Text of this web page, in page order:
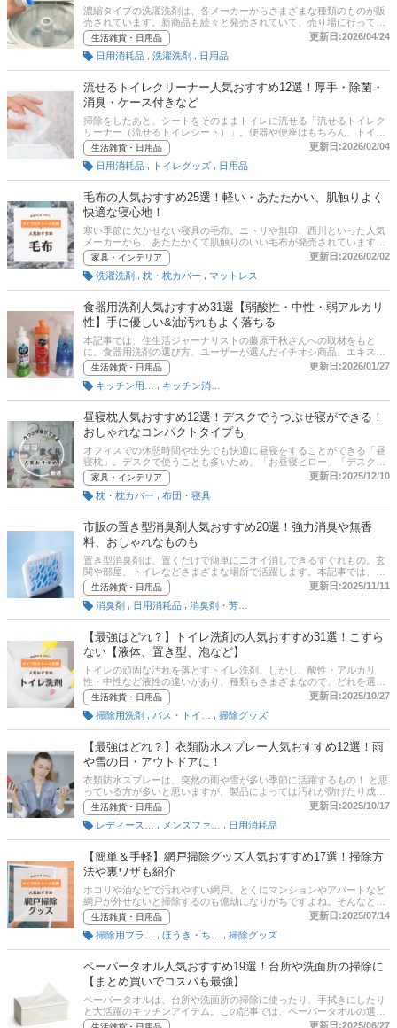
濃縮タイプの洗濯洗剤は、各メーカーからさまざまな種類のものが販
売されています。新商品も続々と発売されていて、売り場に行っても
どれを買っていいのか迷いますよね。この記事では、住生活ジャーナ
リストの藤原千秋さんへの取材をもとに、濃縮タイプの洗濯洗剤の選
び方とおすすめ商品を厳選！ 時短タイプや部屋干しに有効なタイプ、
洗浄力や消臭力が高いタイプ、大容量のコスパが高いものまで幅広く
紹介しています。記事後半には、通販サイトの人気売れ筋ランキング
もあるので、ぜひ最後までチェックしてくださいね！
生活雑貨・日用品
更新日:2026/04/24
日用消耗品
洗濯洗剤 日用品
流せるトイレクリーナー人気おすすめ12選！厚手・除菌・
消臭・ケース付きなど
掃除をしたあと、シートをそのままトイレに流せる「流せるトイレク
リーナー（流せるトイレシート）」。便器や便座はもちろん、トイレ
内の壁や床なども掃除できる商品も販売されています。ドラックスト
ア以外にもダイソーなどの100円均一で購入することも可能ですが、
その商品数は多く特徴もさまざま。使い方によって適した商品がこと
なるため、どれを買えばいいのか迷ってしまう方も多いのではないで
しょうか。この記事では、住生活ジャーナリストである藤原千秋さん
からのアドバイスをもとに、流せるトイレクリーナーの選び方とおす
すめの商品ご紹介します。効果的なトイレ掃除の順番もあわせて解説
しているのでぜひ一読してみてください。また、記事後半には、通販
サイトの人気売れ筋ランキングも掲載。 ぜひ最後までチェックして、
使い勝手のよい流せるトイレクリーナーを見つけてくださいね。
生活雑貨・日用品
更新日:2026/02/04
日用消耗品
トイレグッズ 日用品
毛布の人気おすすめ25選！軽い・あたたかい、肌触りよく
快適な寝心地！
寒い季節に欠かせない寝具の毛布。ニトリや無印、西川といった人気
メーカーから、あたたかくて肌触りのいい毛布が発売されています。
素材もウールやコットン、シルク、マイクロファイバー、フリースな
どさまざま。そこでここでは、毛布の選び方とおすすめ商品を紹介し
ます。洗濯機で洗えるものや着る毛布、電気毛布もピックアップ。ど
のタイプが自分に最適化がわかる診断チャートもついています。後半
には、比較一覧表や通販サイトの最新人気ランキングもあるので、売
れ筋や口コミとあわせてチェックしてみてください。
家具・インテリア
更新日:2026/02/02
洗濯洗剤
枕・枕カバー マットレス
食器用洗剤人気おすすめ31選【弱酸性・中性・弱アルカリ
性】手に優しい&油汚れもよく落ちる
本記事では、住生活ジャーナリストの藤原千秋さんへの取材をもと
に、食器用洗剤の選び方、ユーザーが選んだイチオシ商品、エキスパ
ートと編集部が選んだおすすめ商品をご紹介！油汚れをしっかり落と
す弱アルカリ性や手に優しい弱酸性、中性など幅広く厳選しました。
ジョイ・キュキュット・マジカなどの人気商品のほか、安全で環境に
優しいオーガニック洗剤、ボトルデザインがおしゃれな海外製の洗剤
も！ポンプ式やスプレーなどボトルタイプも様々なので、自分に合っ
た洗剤はどれか、じっくり探してみてください。
生活雑貨・日用品
更新日:2026/01/27
昼寝枕人気おすすめ12選！デスクでうつぶせ寝ができる！
おしゃれなコンパクトタイプも
オフィスでの休憩時間や出先でも快適に昼寝をすることができる「昼
寝枕」。デスクで使うことも多いため、「お昼寝ピロー」「デスクピ
ロー」とも呼ばれ、持ち運びがしやすく、オフィスや飛行機などで大
活躍。本記事では、昼寝枕の選び方とおすすめ商品を形状別にご紹
介。デスクでうつ伏せ寝がしやすいタイプや、おしゃれでかわいいコ
ンパクトサイズ、人気のヨギボーやmoguなどの商品もセレクトしてい
ます。ぜひ、昼寝枕選びの参考にしてくださいね。
家具・インテリア
更新日:2025/12/10
枕・枕カバー
布団・寝具
市販の置き型消臭剤人気おすすめ20選！強力消臭や無香
料、おしゃれなものも
置き型消臭剤は、置くだけで簡単にニオイ消しできるすぐれもの。玄
関や部屋、トイレなどさまざまな場所で活躍します。本記事では、置
き型消臭剤の選び方とおすすめ商品を紹介します。消臭力が強力なも
のや無香料、ペット向け、おしゃれなデザインなどピックアップしま
した。ビーズや液体などタイプごとの違いや消臭剤の手作り方法、捨
て方についても解説しています。後半には、比較一覧表や通販サイト
の最新人気ランキングもあるので、売れ筋や口コミとあわせてチェッ
クしてみてください。
生活雑貨・日用品
更新日:2025/11/11
消臭剤
日用消耗品
【最強はどれ？】トイレ洗剤の人気おすすめ31選！こすら
ない【液体、置き型、泡など】
トイレの頑固な汚れを落とすトイレ洗剤。しかし、酸性・アルカリ
性・中性など液性の違いがあり、種類もさまざまなので、どれを選ん
だらいいのか迷ってしまいますよね。この記事ではトイレ掃除に欠か
せないトイレ洗剤の選び方のほか、おすすめの商品をユーザー、エキ
スパート、編集部からそれぞれ厳選してご紹介します。柄付きタイ
プ、タンク置き型、泡タイプ、スプレータイプなどタイプ別にライン
ナップしました。チャート図に基づいたタイプ別診断も試してみてく
ださいね。比較一覧表、通販サイトの売れ筋人気ランキングもあるの
で、口コミや評判もチェックしてみてください。
生活雑貨・日用品
更新日:2025/10/27
掃除用洗剤
掃除グッズ
【最強はどれ？】衣類防水スプレー人気おすすめ12選！雨
や雪の日・アウトドアに！
衣類防水スプレーは、突然の雨や雪が多い季節に活躍するもの！ と思
っている方が多いと思いますが、製品によっては汚れが防げたり成分
によって特徴が異なり、適した使い方があります。この記事では、成
分によって異なる性能や使い勝手を解説しながら、選ぶポイントとお
すすめ商品について、住生活ジャーナリスの藤原千秋さんと編集部が
ご紹介します。記事後半には、衣類防水スプレーを使う際の注意点、
応用方法、通販サイトの口コミや評判、最新人気ランキングやスペッ
ク比較表もありますので、ぜひチェックしてみてください。
生活雑貨・日用品
更新日:2025/10/17
日用消耗品
【簡単＆手軽】網戸掃除グッズ人気おすすめ17選！掃除方
法や裏ワザも紹介
ホコリや油などで汚れやすい網戸。とくにマンションやアパートなど
網戸が外せないと掃除するのも億劫になりがちですよね。そんなとき
に便利なのが網戸掃除グッズ！ 100均などでも購入でき、水や洗剤を
使わないものから、サッと拭くだけでホコリや汚れを落とせるものな
ど、さまざまなアイテムが販売されています。この記事では、そんな
網戸掃除グッズの選び方とおすすめの商品を紹介します。チャート図
に基づいたタイプ別診断も試してみてくださいね。Amazonなど通販
サイトの人気売れ筋ランキングや、家にあるものでも網戸掃除ができ
る裏ワザも掲載！ ぜひ最後までチェックして、網戸の汚れや用途に合
う網戸掃除グッズを見つけてくださいね。
生活雑貨・日用品
更新日:2025/07/14
掃除グッズ
ペーパータオル人気おすすめ19選！台所や洗面所の掃除に
【まとめ買いでコスパも最強】
ペーパータオルは、台所や洗面所の掃除に使ったり、手拭きにしたり
と大活躍のキッチンアイテム。この記事では、ペーパータオルの選び
方とユーザーイチオシの商品、編集部のおすすめ商品をご紹介。安い
更新日:2025/06/27